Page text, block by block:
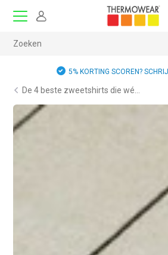
GRATIS RUILEN
De 4 beste zweetshirts die wé...